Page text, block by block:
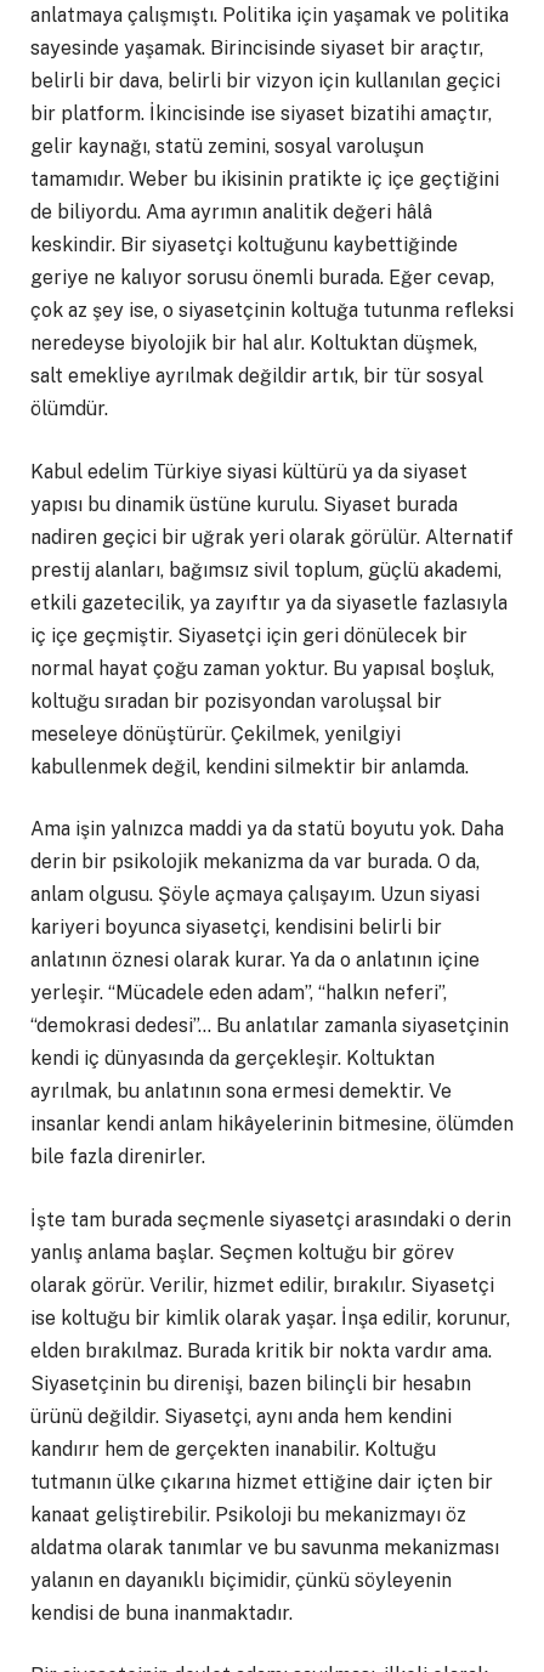
anlatmaya çalışmıştı. Politika için yaşamak ve politika
sayesinde yaşamak. Birincisinde siyaset bir araçtır,
belirli bir dava, belirli bir vizyon için kullanılan geçici
bir platform. İkincisinde ise siyaset bizatihi amaçtır,
gelir kaynağı, statü zemini, sosyal varoluşun
tamamıdır. Weber bu ikisinin pratikte iç içe geçtiğini
de biliyordu. Ama ayrımın analitik değeri hâlâ
keskindir. Bir siyasetçi koltuğunu kaybettiğinde
geriye ne kalıyor sorusu önemli burada. Eğer cevap,
çok az şey ise, o siyasetçinin koltuğa tutunma refleksi
neredeyse biyolojik bir hal alır. Koltuktan düşmek,
salt emekliye ayrılmak değildir artık, bir tür sosyal
ölümdür.
Kabul edelim Türkiye siyasi kültürü ya da siyaset
yapısı bu dinamik üstüne kurulu. Siyaset burada
nadiren geçici bir uğrak yeri olarak görülür. Alternatif
prestij alanları, bağımsız sivil toplum, güçlü akademi,
etkili gazetecilik, ya zayıftır ya da siyasetle fazlasıyla
iç içe geçmiştir. Siyasetçi için geri dönülecek bir
normal hayat çoğu zaman yoktur. Bu yapısal boşluk,
koltuğu sıradan bir pozisyondan varoluşsal bir
meseleye dönüştürür. Çekilmek, yenilgiyi
kabullenmek değil, kendini silmektir bir anlamda.
Ama işin yalnızca maddi ya da statü boyutu yok. Daha
derin bir psikolojik mekanizma da var burada. O da,
anlam olgusu. Şöyle açmaya çalışayım. Uzun siyasi
kariyeri boyunca siyasetçi, kendisini belirli bir
anlatının öznesi olarak kurar. Ya da o anlatının içine
yerleşir. “Mücadele eden adam”, “halkın neferi”,
“demokrasi dedesi”… Bu anlatılar zamanla siyasetçinin
kendi iç dünyasında da gerçekleşir. Koltuktan
ayrılmak, bu anlatının sona ermesi demektir. Ve
insanlar kendi anlam hikâyelerinin bitmesine, ölümden
bile fazla direnirler.
İşte tam burada seçmenle siyasetçi arasındaki o derin
yanlış anlama başlar. Seçmen koltuğu bir görev
olarak görür. Verilir, hizmet edilir, bırakılır. Siyasetçi
ise koltuğu bir kimlik olarak yaşar. İnşa edilir, korunur,
elden bırakılmaz. Burada kritik bir nokta vardır ama.
Siyasetçinin bu direnişi, bazen bilinçli bir hesabın
ürünü değildir. Siyasetçi, aynı anda hem kendini
kandırır hem de gerçekten inanabilir. Koltuğu
tutmanın ülke çıkarına hizmet ettiğine dair içten bir
kanaat geliştirebilir. Psikoloji bu mekanizmayı öz
aldatma olarak tanımlar ve bu savunma mekanizması
yalanın en dayanıklı biçimidir, çünkü söyleyenin
kendisi de buna inanmaktadır.